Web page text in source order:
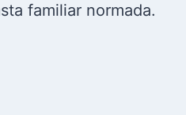
familiar normada.